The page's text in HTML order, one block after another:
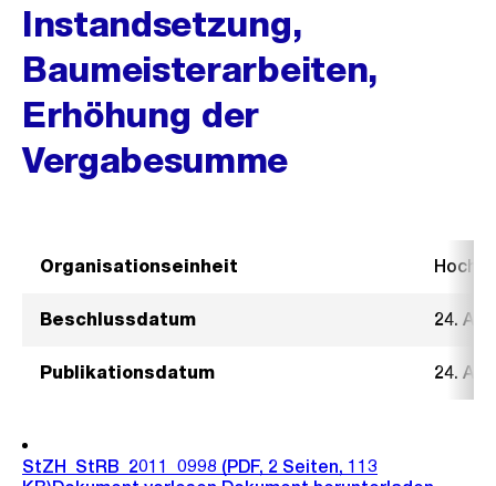
Instandsetzung,
Baumeisterarbeiten,
Erhöhung der
Vergabesumme
Organisationseinheit
Beschlussdatum 24.
Publikationsdatum 24.
StZH_StRB_2011_0998 (PDF, 2 Seiten, 113